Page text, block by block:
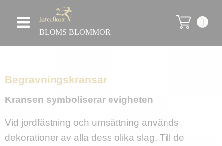
BLOMS BLOMMOR
0
Begravningskransar
Kransen symboliserar evigheten
Vid jordfästning och urnsättning används
dekorationer av alla dess olika slag. Till de